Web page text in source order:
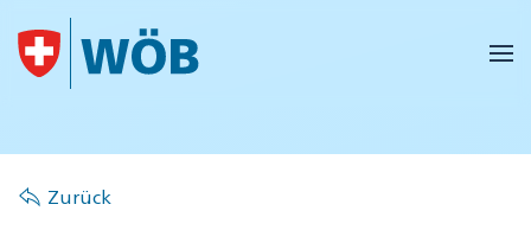
Skip to main content
Zurück